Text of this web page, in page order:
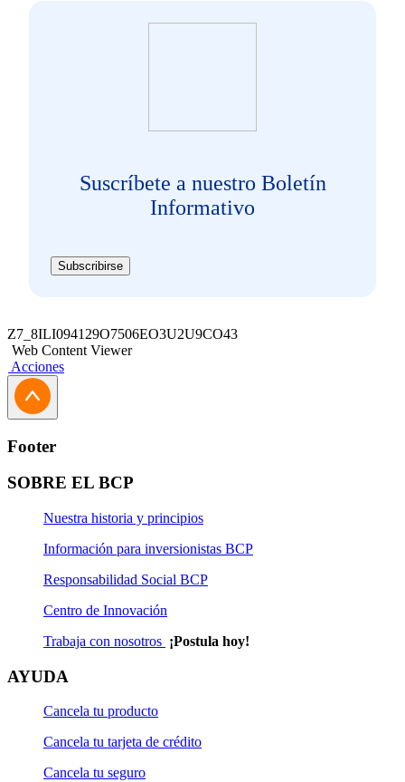
Suscríbete a nuestro Boletín
Informativo
Subscribirse
Z7_8ILI094129O7506EO3U2U9CO43
Web Content Viewer
Acciones
Footer
SOBRE EL BCP
Nuestra historia y principios
Información para inversionistas BCP
Responsabilidad Social BCP
Centro de Innovación
Trabaja con nosotros ¡Postula hoy!
AYUDA
Cancela tu producto
Cancela tu tarjeta de crédito
Cancela tu seguro